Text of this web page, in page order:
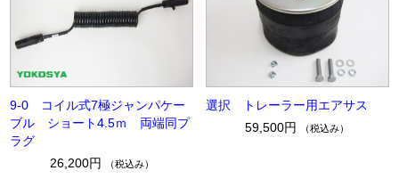
9-0 コイル式7極ジャンパケー
ブル ショート4.5ｍ 両端同プ
ラグ
26,200円
（税込み）
選択 トレーラー用エアサス
59,500円
（税込み）